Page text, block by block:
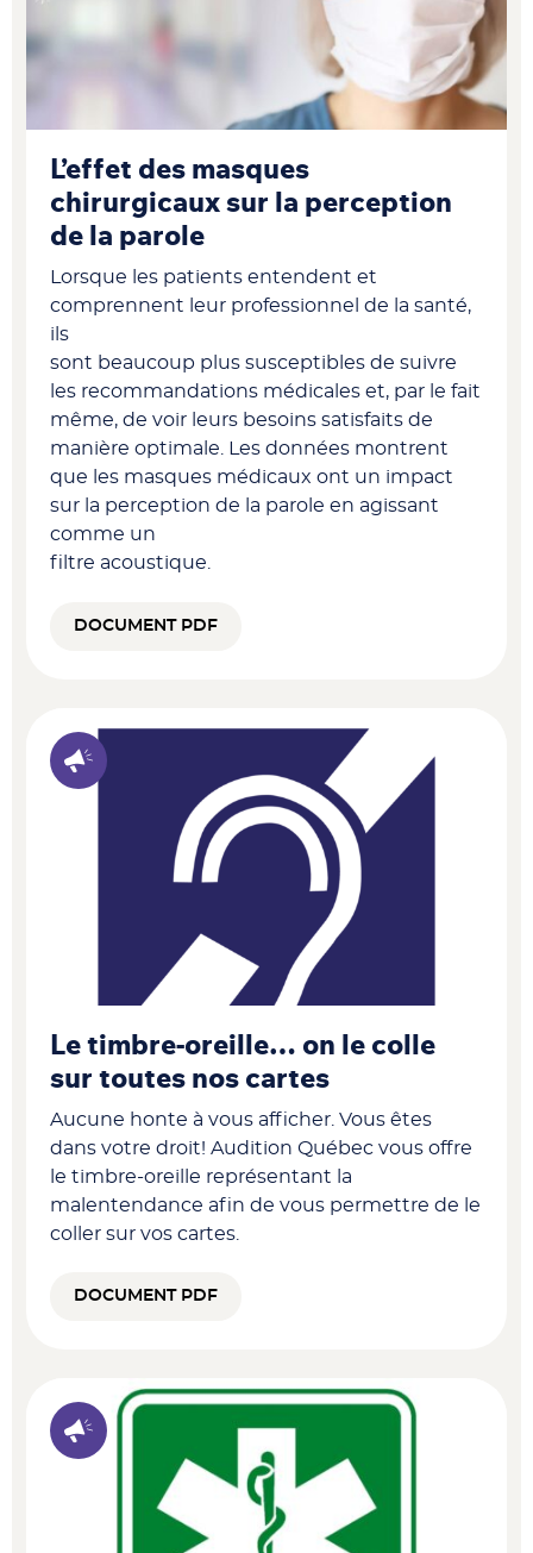
L’effet des masques
chirurgicaux sur la perception
de la parole
Lorsque les patients entendent et
comprennent leur professionnel de la santé,
ils
sont beaucoup plus susceptibles de suivre
les recommandations médicales et, par le fait
même, de voir leurs besoins satisfaits de
manière optimale. Les données montrent
que les masques médicaux ont un impact
sur la perception de la parole en agissant
comme un
filtre acoustique.
DOCUMENT PDF
Le timbre-oreille… on le colle
sur toutes nos cartes
Aucune honte à vous afficher. Vous êtes
dans votre droit! Audition Québec vous offre
le timbre-oreille représentant la
malentendance afin de vous permettre de le
coller sur vos cartes.
DOCUMENT PDF